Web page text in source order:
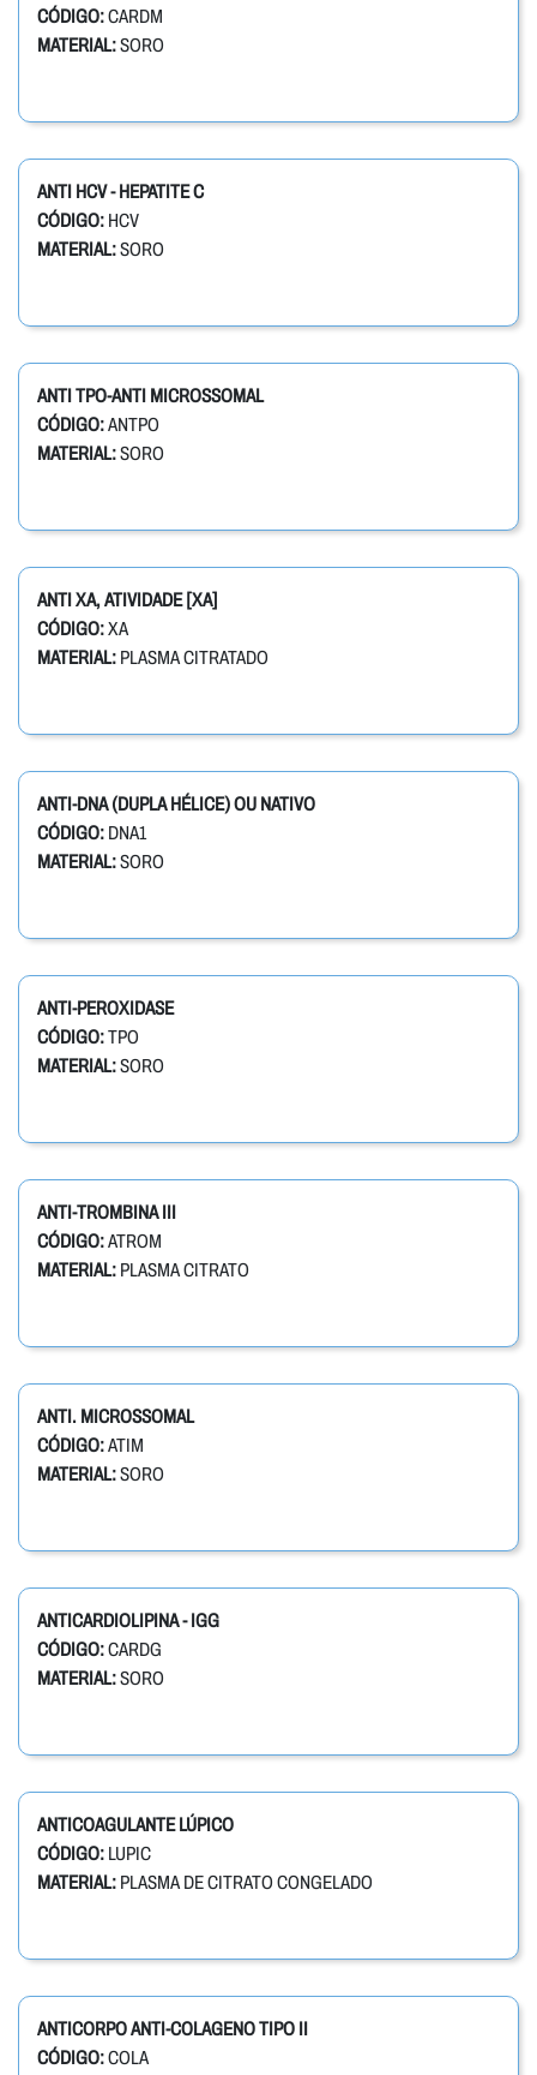
CÓDIGO:CARDM
MATERIAL:SORO
ANTI HCV - HEPATITE C
CÓDIGO: HCV
MATERIAL:SORO
ANTI TPO-ANTI MICROSSOMAL
CÓDIGO:ANTPO
MATERIAL:SORO
ANTI XA, ATIVIDADE [XA]
CÓDIGO:XA
MATERIAL: PLASMA CITRATADO
ANTI-DNA (DUPLA HÉLICE) OU NATIVO
CÓDIGO: DNA1
MATERIAL:SORO
ANTI-PEROXIDASE
CÓDIGO:TPO
MATERIAL:SORO
ANTI-TROMBINA III
CÓDIGO:ATROM
MATERIAL: PLASMA CITRATO
ANTI. MICROSSOMAL
CÓDIGO:ATIM
MATERIAL:SORO
ANTICARDIOLIPINA - IGG
CÓDIGO:CARDG
MATERIAL:SORO
ANTICOAGULANTE LÚPICO
CÓDIGO: LUPIC
MATERIAL: PLASMA DE CITRATO CONGELADO
ANTICORPO ANTI-COLAGENO TIPO II
CÓDIGO:COLA